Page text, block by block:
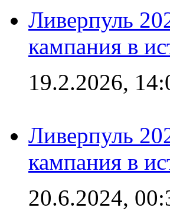
Ливерпуль
кампания в
19.2.2026,
Ливерпуль
кампания в
20.6.2024,